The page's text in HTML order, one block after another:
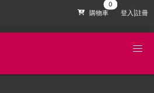
購物車 登入|註冊